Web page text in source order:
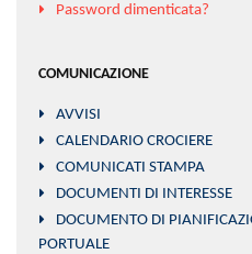
Password dimenticata?
COMUNICAZIONE
AVVISI
CALENDARIO CROCIERE
COMUNICATI STAMPA
DOCUMENTI DI INTERESSE
DOCUMENTO DI
PORTUALE